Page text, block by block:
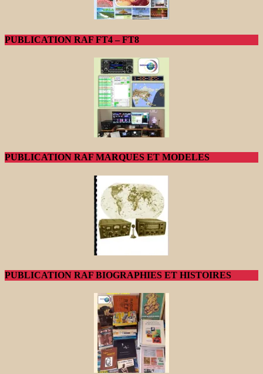
PUBLICATION RAF FT4 – FT8
PUBLICATION RAF MARQUES ET MODELES
PUBLICATION RAF BIOGRAPHIES ET HISTOIRES